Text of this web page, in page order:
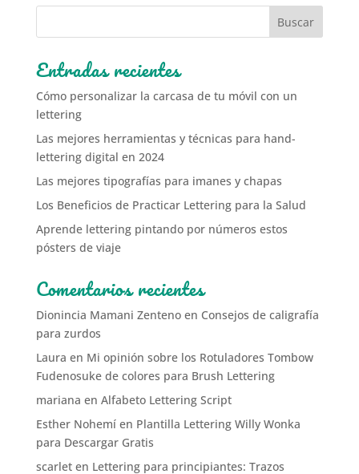
Entradas recientes
Cómo personalizar la carcasa de tu móvil con un
lettering
Las mejores herramientas y técnicas para hand-
lettering digital en 2024
Las mejores tipografías para imanes y chapas
Los Beneficios de Practicar Lettering para la Salud
Aprende lettering pintando por números estos
pósters de viaje
Comentarios recientes
Dionincia Mamani Zentenoen Consejos de caligrafía
para zurdos
Laura en Mi opinión sobre los Rotuladores Tombow
Fudenosuke de colores para Brush Lettering
mariana en Alfabeto Lettering Script
Esther Nohemíen Plantilla Lettering Willy Wonka
para Descargar Gratis
scarleten Lettering para principiantes: Trazos